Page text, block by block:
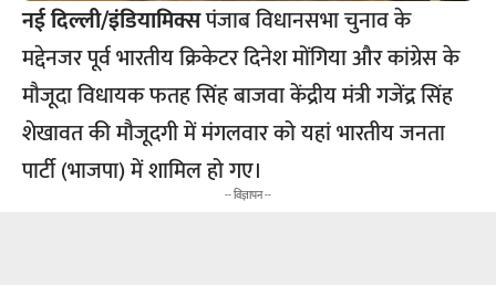
नई दिल्ली/इंडियामिक्सपंजाब विधानसभा चुनाव के
मद्देनजर पूर्व भारतीय क्रिकेटर दिनेश मोंगिया और कांग्रेस के
मौजूदा विधायक फतह सिंह बाजवा केंद्रीय मंत्री गजेंद्र सिंह
शेखावत की मौजूदगी में मंगलवार को यहां भारतीय जनता
पार्टी (भाजपा) में शामिल हो गए।
-- विज्ञापन --